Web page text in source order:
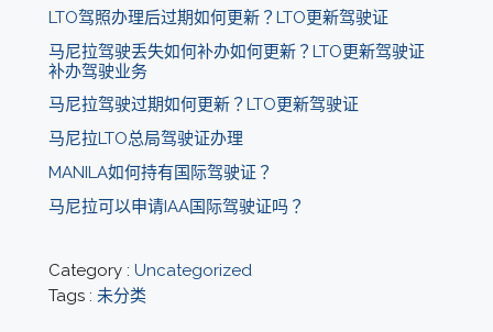
LTO驾照办理后过期如何更新？LTO更新驾驶证
马尼拉驾驶丢失如何补办如何更新？LTO更新驾驶证
补办驾驶业务
马尼拉驾驶过期如何更新？LTO更新驾驶证
马尼拉LTO总局驾驶证办理
MANILA如何持有国际驾驶证？
马尼拉可以申请IAA国际驾驶证吗？
Category : Uncategorized
Tags : 未分类